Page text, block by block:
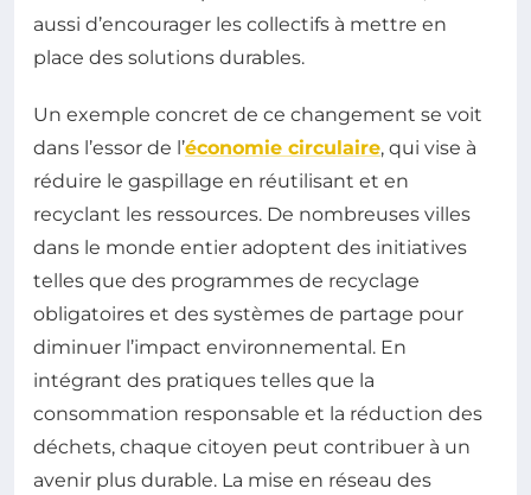
aussi d’encourager les collectifs à mettre en
place des solutions durables.
Un exemple concret de ce changement se voit
dans l’essor de l’économie circulaire, qui vise à
réduire le gaspillage en réutilisant et en
recyclant les ressources. De nombreuses villes
dans le monde entier adoptent des initiatives
telles que des programmes de recyclage
obligatoires et des systèmes de partage pour
diminuer l’impact environnemental. En
intégrant des pratiques telles que la
consommation responsable et la réduction des
déchets, chaque citoyen peut contribuer à un
avenir plus durable. La mise en réseau des